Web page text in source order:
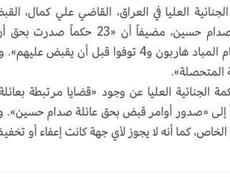
المتحصلة».
العليا عن وجود «قضايا مرتبطة
إلى «صدور أوامر قبض بحق عائلة صدام حسين».
الخاص، كما أنه لا يجوز لأي جهة كانت إعفاء أو